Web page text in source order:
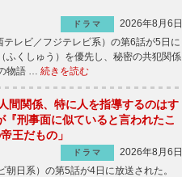
ドラマ
2026年8月6日
レビ／フジテレビ系）の第6話が5日に
くしゅう）を優先し、秘密の共犯関係
物語 … 続きを読む
間関係、特に人を指導するのはす
刑事面に似ていると言われたこ
王だもの」
ドラマ
2026年8月6日
日系）の第5話が4日に放送された。